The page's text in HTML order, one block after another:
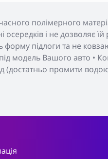
полімерного
і не дозволяє
підлоги та не
модель Вашого авто •
(достатньо промити